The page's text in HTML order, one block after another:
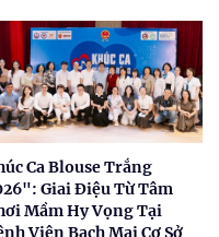
Ca Blouse Trắng
Giai Điệu Từ Tâm
Mầm Hy Vọng Tại
Viện Bạch Mai Cơ Sở